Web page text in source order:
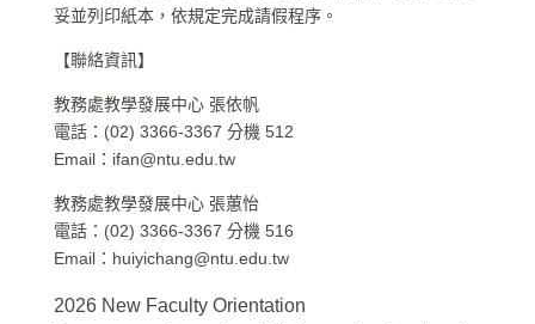
妥並列印紙本，依規定完成請假程序。
【聯絡資訊】
教務處教學發展中心 張依帆
電話：(02) 3366-3367 分機 512
Email： ifan@ntu.edu.tw
教務處教學發展中心 張蕙怡
電話：(02) 3366-3367 分機 516
Email： huiyichang@ntu.edu.tw
2026 New Faculty Orientation